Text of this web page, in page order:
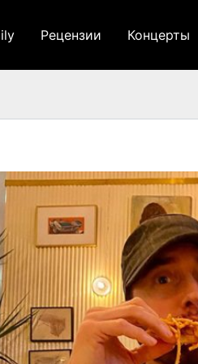
Рецензии Концерты